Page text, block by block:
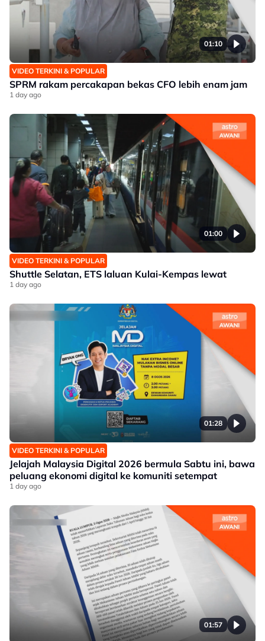
01:10
VIDEO TERKINI & POPULAR
SPRM rakam percakapan bekas CFO lebih enam jam
1 day ago
01:00
VIDEO TERKINI & POPULAR
Shuttle Selatan, ETS laluan Kulai-Kempas lewat
1 day ago
01:28
VIDEO TERKINI & POPULAR
Jelajah Malaysia Digital 2026 bermula Sabtu ini, bawa
peluang ekonomi digital ke komuniti setempat
1 day ago
01:57